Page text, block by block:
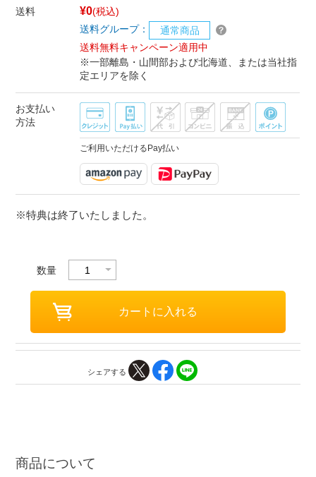
送料 ¥0(税込)
送料グループ：
通常商品
送料無料キャンペーン適用中
※一部離島・山間部および北海道、または当社指
定エリアを除く
お支払い
方法
ご利用いただけるPay払い
※特典は終了いたしました。
数量
シェアする
商品について